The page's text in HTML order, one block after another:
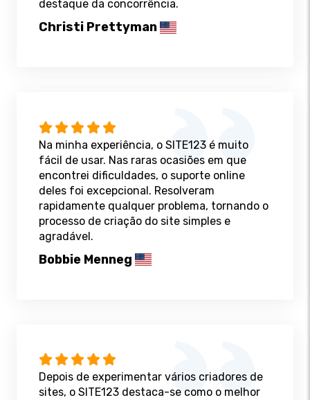
destaque da concorrência.
Christi Prettyman
Na minha experiência, o SITE123 é muito
fácil de usar. Nas raras ocasiões em que
encontrei dificuldades, o suporte online
deles foi excepcional. Resolveram
rapidamente qualquer problema, tornando o
processo de criação do site simples e
agradável.
Bobbie Menneg
Depois de experimentar vários criadores de
sites, o SITE123 destaca-se como o melhor